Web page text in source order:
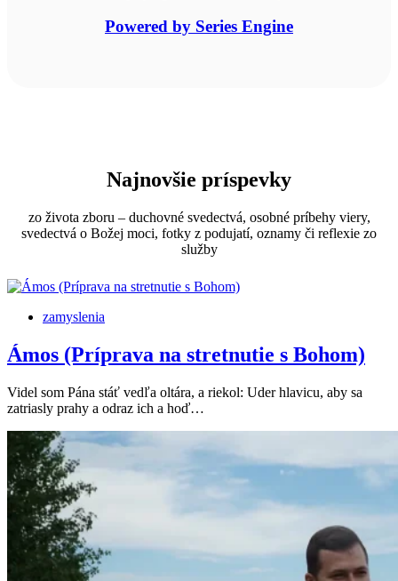
Powered by Series Engine
Najnovšie príspevky
zo života zboru – duchovné svedectvá, osobné príbehy viery,
svedectvá o Božej moci, fotky z podujatí, oznamy či reflexie zo
služby
zamyslenia
Ámos (Príprava na stretnutie s Bohom)
Videl som Pána stáť vedľa oltára, a riekol: Uder hlavicu, aby sa
zatriasly prahy a odraz ich a hoď…